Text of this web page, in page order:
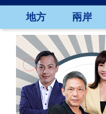
地方 兩岸